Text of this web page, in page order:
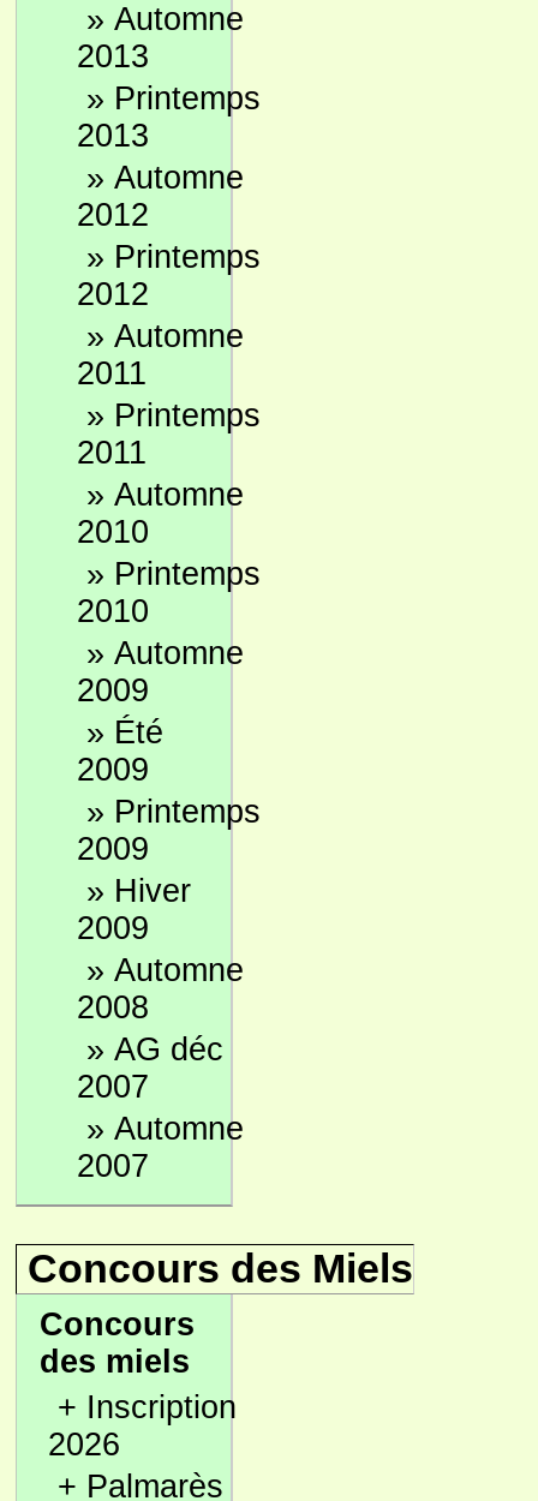
» Automne
2013
» Printemps
2013
» Automne
2012
» Printemps
2012
» Automne
2011
» Printemps
2011
» Automne
2010
» Printemps
2010
» Automne
2009
» Été
2009
» Printemps
2009
» Hiver
2009
» Automne
2008
» AG déc
2007
» Automne
2007
Concours des Miels
Concours
des miels
+ Inscription
2026
+ Palmarès